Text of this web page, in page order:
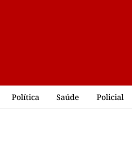
Política Saúde Policial